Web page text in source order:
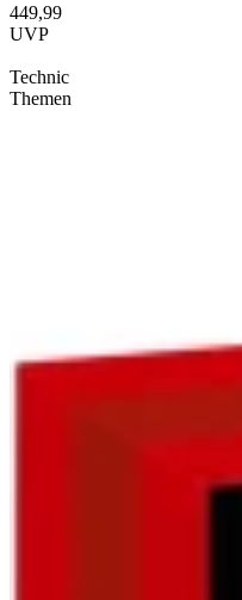
449,99
UVP
Technic
Themen